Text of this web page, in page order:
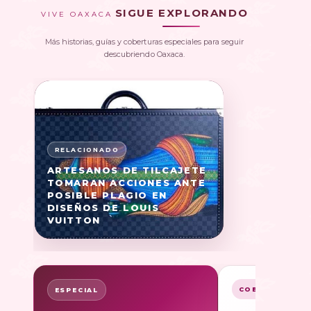
VIVE OAXACA SIGUE EXPLORANDO
Más historias, guías y coberturas especiales para seguir
descubriendo Oaxaca.
ARTESANOS DE TILCAJETE
TOMARAN ACCIONES ANTE
POSIBLE PLAGIO EN
DISEÑOS DE LOUIS
VUITTON
ESPECIAL COBERTURA